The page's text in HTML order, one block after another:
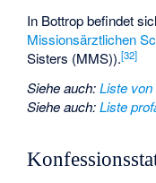
In Bottrop befindet
Missionsärztlichen
Sisters (MMS)).[32]
Siehe auch:Liste
Siehe auch:Liste